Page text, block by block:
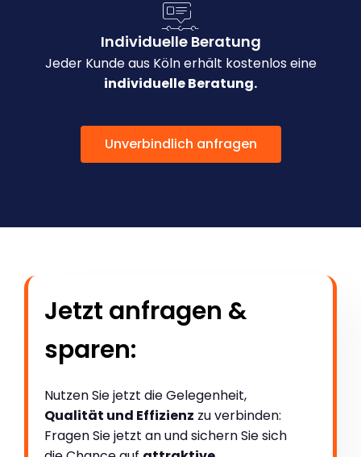
Individuelle Beratung
Jeder Kunde aus Köln erhält kostenlos eine
individuelle Beratung.
Unverbindlich anfragen
Jetzt anfragen &
sparen:
Nutzen Sie jetzt die Gelegenheit,
Qualität und Effizienz zu verbinden:
Fragen Sie jetzt an und sichern Sie sich